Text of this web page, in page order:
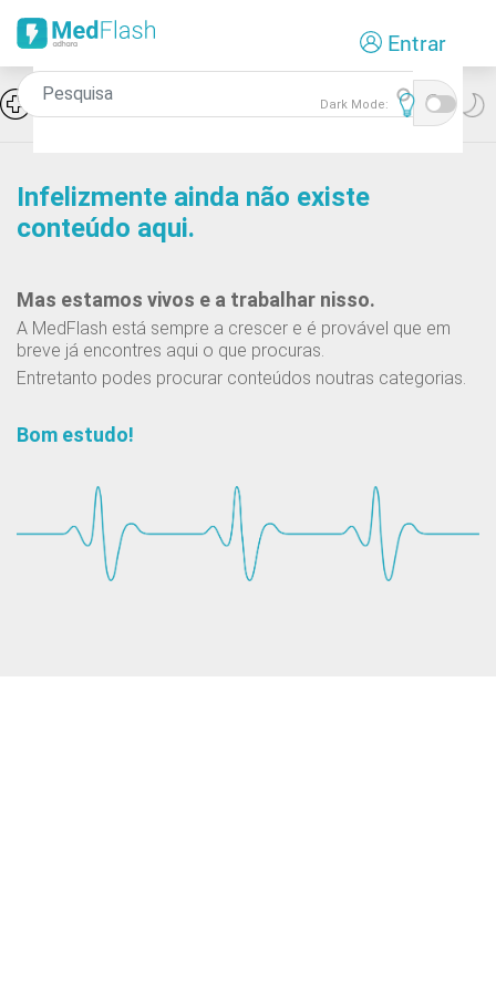
o
principal
Entrar
Icon Hiponatremia e SIADH Dark Mode:
Infelizmente ainda não existe
conteúdo aqui.
Mas estamos vivos e a trabalhar nisso.
A MedFlash está sempre a crescer e é provável que em
breve já encontres aqui o que procuras.
Entretanto podes procurar conteúdos noutras categorias.
Bom estudo!